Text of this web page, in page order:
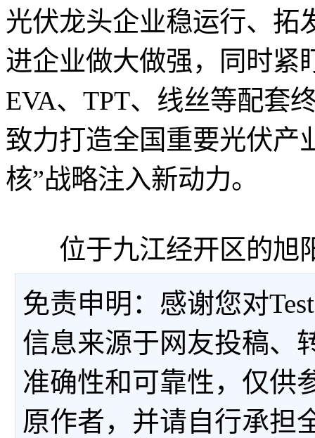
光伏龙头企业稳运行、拓
进企业做大做强，同时紧
EVA、TPT、线丝等配套
致力打造全国重要光伏产
核”战略注入新动力。
位于九江经开区的旭
免责申明：感谢您对
信息来源于网友投稿、
准确性和可靠性，仅供
原作者，并请自行承担